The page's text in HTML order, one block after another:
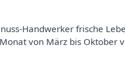
Handwerker frische
von März bis Oktober